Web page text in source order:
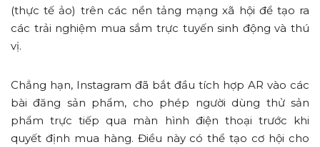
(thực tế ảo) trên các nền tảng mạng xã hội để tạo ra
các trải nghiệm mua sắm trực tuyến sinh động và thú
vị.
Chẳng hạn, Instagram đã bắt đầu tích hợp AR vào các
bài đăng sản phẩm, cho phép người dùng thử sản
phẩm trực tiếp qua màn hình điện thoại trước khi
quyết định mua hàng. Điều này có thể tạo cơ hội cho